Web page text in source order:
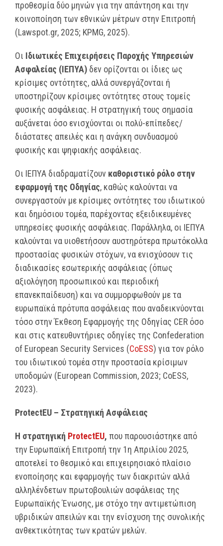
προθεσμία δύο μηνών για την απάντηση και την
κοινοποίηση των εθνικών μέτρων στην Επιτροπή
(Lawspot.gr, 2025; KPMG, 2025).
Οι Ιδιωτικές Επιχειρήσεις Παροχής Υπηρεσιών
Ασφαλείας (ΙΕΠΥΑ) δεν ορίζονται οι ίδιες ως
κρίσιμες οντότητες, αλλά συνεργάζονται ή
υποστηρίζουν κρίσιμες οντότητες στους τομείς
φυσικής ασφάλειας. Η στρατηγική τους σημασία
αυξάνεται όσο ενισχύονται οι πολύ-επίπεδες/
διάστατες απειλές και η ανάγκη συνδυασμού
φυσικής και ψηφιακής ασφάλειας.
Οι ΙΕΠΥΑ διαδραματίζουν καθοριστικό ρόλο στην
εφαρμογή της Οδηγίας, καθώς καλούνται να
συνεργαστούν με κρίσιμες οντότητες του ιδιωτικού
και δημόσιου τομέα, παρέχοντας εξειδικευμένες
υπηρεσίες φυσικής ασφάλειας. Παράλληλα, οι ΙΕΠΥΑ
καλούνται να υιοθετήσουν αυστηρότερα πρωτόκολλα
προστασίας φυσικών στόχων, να ενισχύσουν τις
διαδικασίες εσωτερικής ασφάλειας (όπως
αξιολόγηση προσωπικού και περιοδική
επανεκπαίδευση) και να συμμορφωθούν με τα
ευρωπαϊκά πρότυπα ασφάλειας που αναδεικνύονται
τόσο στην Έκθεση Εφαρμογής της Οδηγίας CER όσο
και στις κατευθυντήριες οδηγίες της Confederation
of European Security Services (CoESS) για τον ρόλο
του ιδιωτικού τομέα στην προστασία κρίσιμων
υποδομών (European Commission, 2023; CoESS,
2023).
ProtectEU – Στρατηγική Ασφάλειας
Η στρατηγική ProtectEU, που παρουσιάστηκε από
την Ευρωπαϊκή Επιτροπή την 1η Απριλίου 2025,
αποτελεί το θεσμικό και επιχειρησιακό πλαίσιο
ενοποίησης και εφαρμογής των διακριτών αλλά
αλληλένδετων πρωτοβουλιών ασφάλειας της
Ευρωπαϊκής Ένωσης, με στόχο την αντιμετώπιση
υβριδικών απειλών και την ενίσχυση της συνολικής
ανθεκτικότητας των κρατών μελών.